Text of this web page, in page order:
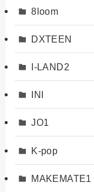
8loom
DXTEEN
I-LAND2
INI
JO1
K-pop
MAKEMATE1